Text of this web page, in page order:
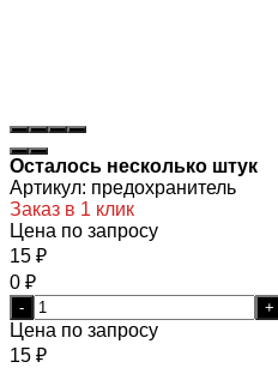
Осталось несколько штук
Артикул: предохранитель
Заказ в 1 клик
Цена по запросу
15 ₽
0 ₽
- +
Цена по запросу
15 ₽